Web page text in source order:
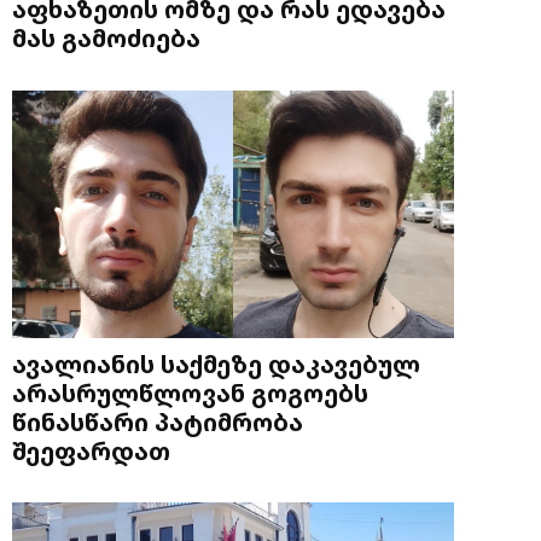
აფხაზეთის ომზე და რას ედავება
მას გამოძიება
ავალიანის საქმეზე დაკავებულ
არასრულწლოვან გოგოებს
წინასწარი პატიმრობა
შეეფარდათ